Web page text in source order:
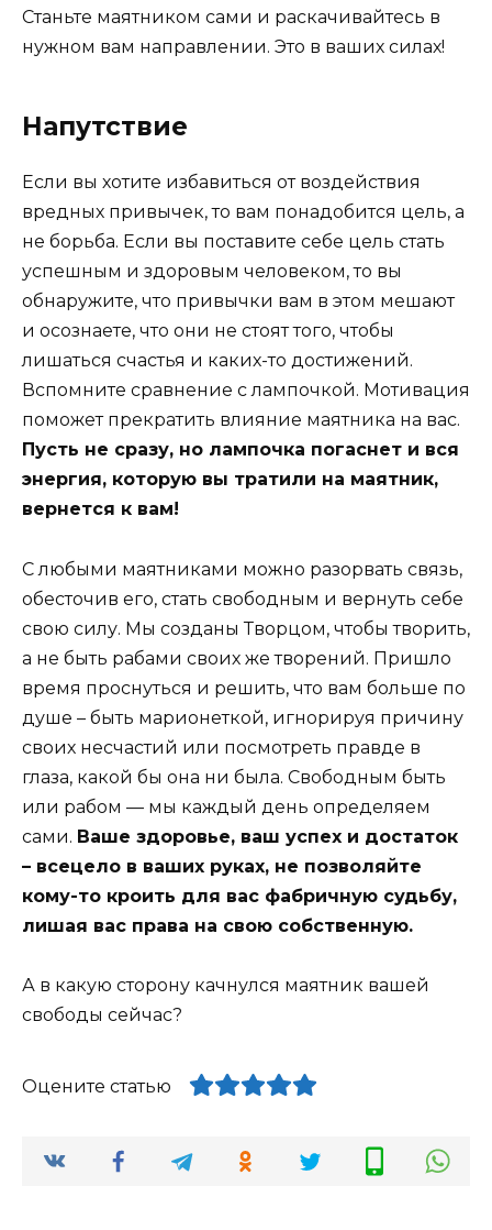
Станьте маятником сами и раскачивайтесь в
нужном вам направлении. Это в ваших силах!
Напутствие
Если вы хотите избавиться от воздействия
вредных привычек, то вам понадобится цель, а
не борьба. Если вы поставите себе цель стать
успешным и здоровым человеком, то вы
обнаружите, что привычки вам в этом мешают
и осознаете, что они не стоят того, чтобы
лишаться счастья и каких-то достижений.
Вспомните сравнение с лампочкой. Мотивация
поможет прекратить влияние маятника на вас.
Пусть не сразу, но лампочка погаснет и вся
энергия, которую вы тратили на маятник,
вернется к вам!
С любыми маятниками можно разорвать связь,
обесточив его, стать свободным и вернуть себе
свою силу. Мы созданы Творцом, чтобы творить,
а не быть рабами своих же творений. Пришло
время проснуться и решить, что вам больше по
душе – быть марионеткой, игнорируя причину
своих несчастий или посмотреть правде в
глаза, какой бы она ни была. Свободным быть
или рабом — мы каждый день определяем
сами. Ваше здоровье, ваш успех и достаток
– всецело в ваших руках, не позволяйте
кому-то кроить для вас фабричную судьбу,
лишая вас права на свою собственную.
А в какую сторону качнулся маятник вашей
свободы сейчас?
Оцените статью